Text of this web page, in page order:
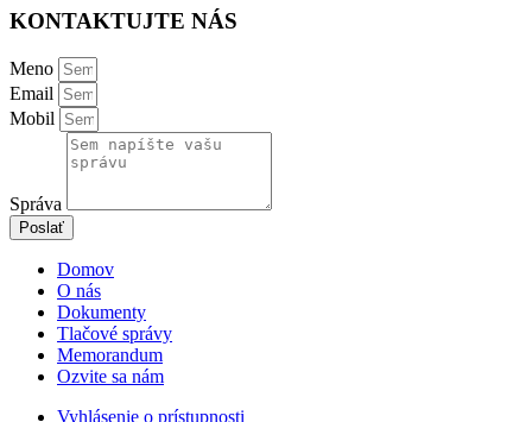
KONTAKTUJTE NÁS
Meno
Email
Mobil
Správa
Poslať
Domov
O nás
Dokumenty
Tlačové správy
Memorandum
Ozvite sa nám
Vyhlásenie o prístupnosti